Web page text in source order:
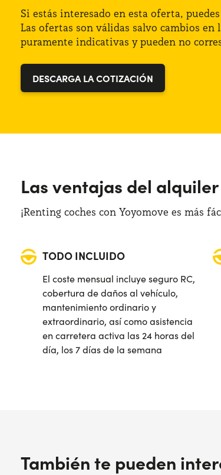
Tracción: Anterior
Plazas de estacionamiento: 5
Potencia: 150 CV
Distintivo: G
Maletero (min): 550 lt
Si estás interesado en esta oferta,
Las ofertas son válidas salvo cambios
puramente indicativas y pueden no
DESCARGA LA COTIZACIÓN
Las ventajas del
¡Renting coches con Yoyomove es más
TODO INCLUIDO
El coste mensual incluye seguro RC,
cobertura de daños al vehículo,
mantenimiento ordinario y
extraordinario, así como asistencia
en carretera activa las 24 horas del
día, los 7 días de la semana
También te pueden